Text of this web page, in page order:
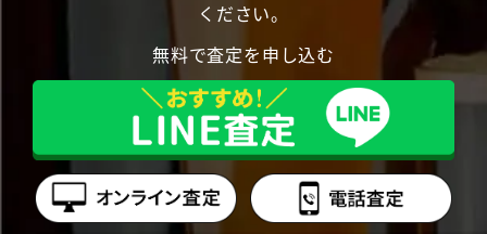
ください。
無料で査定を申し込む